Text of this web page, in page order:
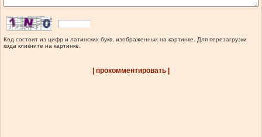
Код состоит из цифр и латинских букв, изображенных на картинке. Для перезагрузки
кода кликните на картинке.
| прокомментировать |